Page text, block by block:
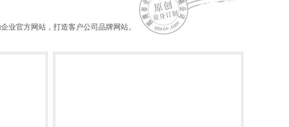
业官方网站，打造客户公司品牌网站。